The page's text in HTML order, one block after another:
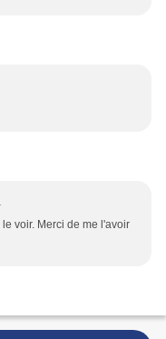
voir. Merci de me l'avoir